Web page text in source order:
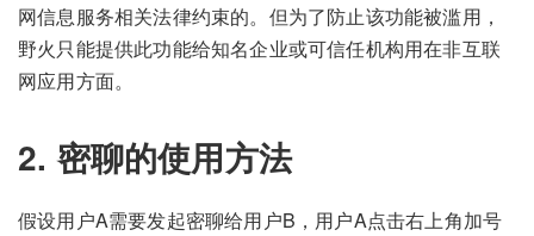
网信息服务相关法律约束的。但为了防止该功能被滥用，
野火只能提供此功能给知名企业或可信任机构用在非互联
网应用方面。
2. 密聊的使用方法
假设用户A需要发起密聊给用户B，用户A点击右上角加号